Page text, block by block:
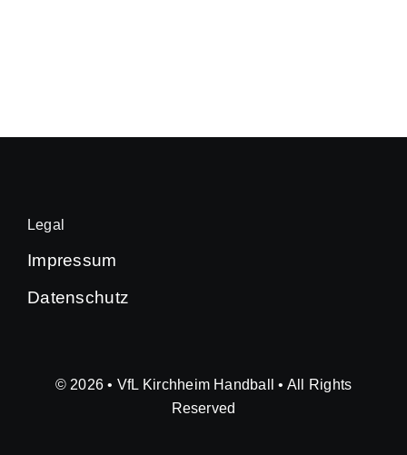
Legal
Impressum
Datenschutz
© 2026 • VfL Kirchheim Handball • All Rights
Reserved